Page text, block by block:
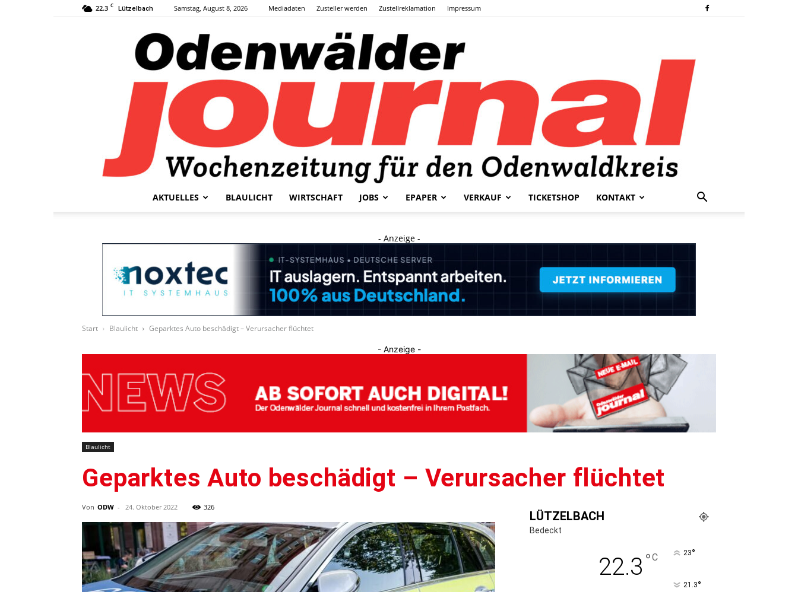
22.3 C Lützelbach Samstag, August 8, 2026 Mediadaten Zusteller werden Zustellreklamation Impressum
Journal
AKTUELLES BLAULICHT WIRTSCHAFT JOBS EPAPER VERKAUF TICKETSHOP KONTAKT
- Anzeige -
Start Blaulicht Geparktes Auto beschädigt – Verursacher flüchtet
- Anzeige -
Blaulicht
Geparktes Auto beschädigt – Verursacher flüchtet
Von ODW - 24. Oktober 2022 326
LÜTZELBACH
Bedeckt
22.3 °C 23°
21.3°